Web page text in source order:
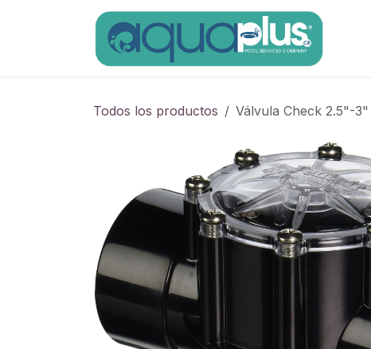
Todos los productos Válvula Check 2.5"-